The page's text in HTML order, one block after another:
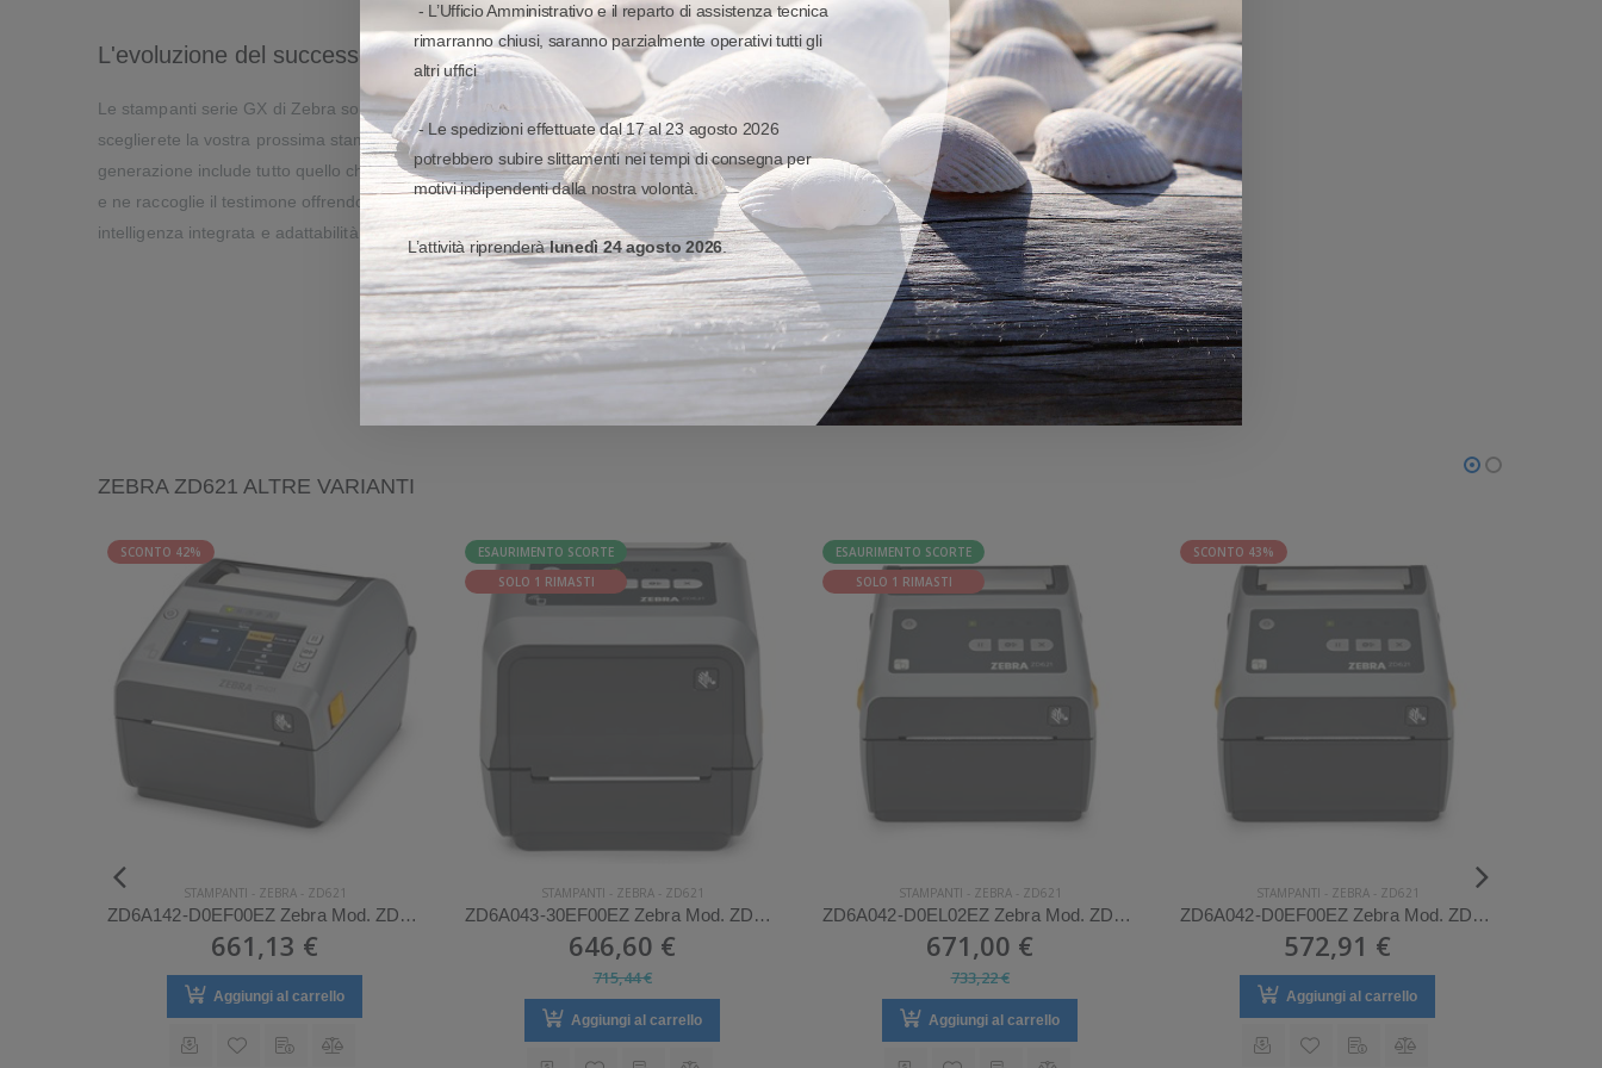
- L’Ufficio Amministrativo e il reparto di assistenza tecnica
rimarranno chiusi, saranno parzialmente operativi tutti gli
altri uffici
- Le spedizioni effettuate dal 17 al 23 agosto 2026
potrebbero subire slittamenti nei tempi di consegna per
motivi indipendenti dalla nostra volontà.
L’attività riprenderàlunedì 24 agosto 2026.
L'evoluzione del successo della serie G
Le stampanti serie GX di Zebra sono note per la qualità e le prestazioni. Quando
sceglierete la vostra prossima stampante, potrete contare sul fatto che la ZD621 di ultima
generazione include tutto quello che avete sempre apprezzato in quelle stampanti legacy,
e ne raccoglie il testimone offrendo funzionalità best-in-class per questa nuova epoca di
intelligenza integrata e adattabilità orientata al futuro.
VISUALIZZA MODELLO ED OPZIONI
ZEBRA ZD621 ALTRE VARIANTI
SCONTO 42%
STAMPANTI - ZEBRA- ZD621
ZD6A142-D0EF00EZ Zebra Mod. ZD621. Stampante di etichette.
661,13 €
Aggiungi al carrello
ESAURIMENTO SCORTE
SOLO 1 RIMASTI
STAMPANTI - ZEBRA- ZD621
ZD6A043-30EF00EZ Zebra Mod. ZD621. Stampante di etichette.
646,60 €
715,44 €
Aggiungi al carrello
ESAURIMENTO SCORTE
SOLO 1 RIMASTI
STAMPANTI - ZEBRA- ZD621
ZD6A042-D0EL02EZ Zebra Mod. ZD621. Stampante di etichette.
671,00 €
733,22 €
Aggiungi al carrello
SCONTO 43%
STAMPANTI - ZEBRA- ZD621
ZD6A042-D0EF00EZ Zebra Mod. ZD621. Stampante di etichette.
572,91 €
Aggiungi al carrello